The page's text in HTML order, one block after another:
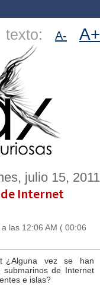
texto: A- A+
julio 15, 2011
de Internet
las 12:06 AM ( 00:06
¿Alguna vez se han
de Internet
e islas?